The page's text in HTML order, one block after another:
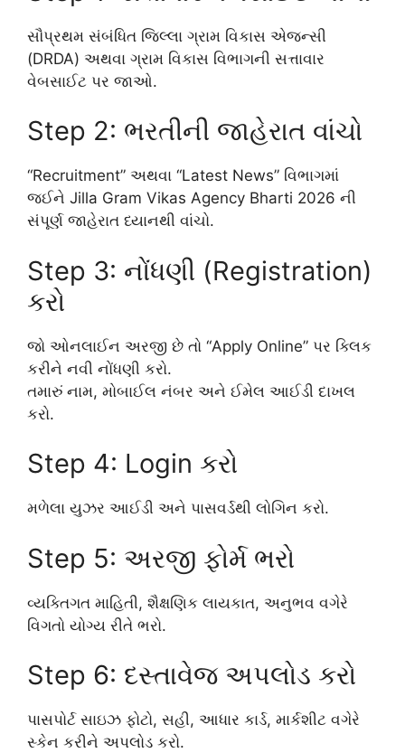
સૌપ્રથમ સંબંધિત જિલ્લા ગ્રામ વિકાસ એજન્સી
(DRDA) અથવા ગ્રામ વિકાસ વિભાગની સત્તાવાર
વેબસાઈટ પર જાઓ.
Step 2: ભરતીની જાહેરાત વાંચો
“Recruitment” અથવા “Latest News” વિભાગમાં
જઈને Jilla Gram Vikas Agency Bharti 2026 ની
સંપૂર્ણ જાહેરાત ધ્યાનથી વાંચો.
Step 3: નોંધણી (Registration)
કરો
જો ઓનલાઈન અરજી છે તો “Apply Online” પર ક્લિક
કરીને નવી નોંધણી કરો.
તમારું નામ, મોબાઈલ નંબર અને ઈમેલ આઈડી દાખલ
કરો.
Step 4: Login કરો
મળેલા યુઝર આઈડી અને પાસવર્ડથી લોગિન કરો.
Step 5: અરજી ફોર્મ ભરો
વ્યક્તિગત માહિતી, શૈક્ષણિક લાયકાત, અનુભવ વગેરે
વિગતો યોગ્ય રીતે ભરો.
Step 6: દસ્તાવેજ અપલોડ કરો
પાસપોર્ટ સાઇઝ ફોટો, સહી, આધાર કાર્ડ, માર્કશીટ વગેરે
સ્કેન કરીને અપલોડ કરો.